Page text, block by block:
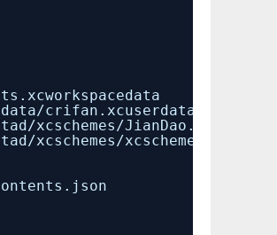
.xcworkspacedata
crifan .xcuserdatad
/xcschemes/JianDao .xcscheme
/xcschemes/xcschememanagement
.json